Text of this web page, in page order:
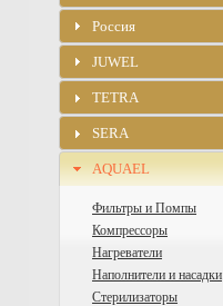
Россия
JUWEL
TETRA
SERA
AQUAEL
Фильтры и Помпы
Компрессоры
Нагреватели
Наполнители и насадки
Стерилизаторы